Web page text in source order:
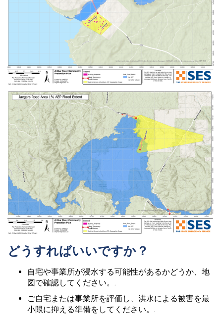
どうすればいいですか？
自宅や事業所が浸水する可能性があるかどうか、地
図で確認してください。.
ご自宅または事業所を評価し、洪水による被害を最
小限に抑える準備をしてください。.